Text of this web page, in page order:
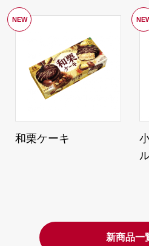
NEW
和栗ケーキ
新商品一